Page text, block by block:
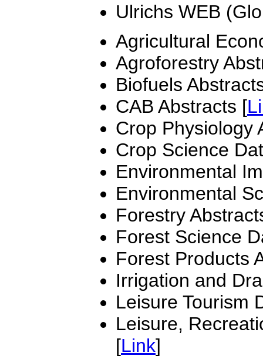
Ulrichs WEB
Agricultural
Agroforestry
Biofuels
CAB Abstracts [
Crop Physiology
Crop Science
Environmental
Environmental
Forestry
Forest Science
Forest Products
Irrigation and
Leisure Tourism
Leisure,
[Link]